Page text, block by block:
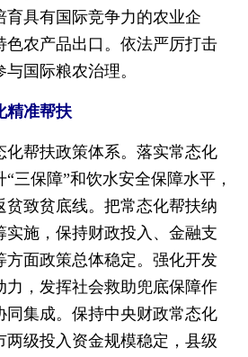
育具有国际竞争力的农业企
色农产品出口。依法严厉打击
国际粮农治理。
精准帮扶
帮扶政策体系。落实常态化
三保障”和饮水安全保障水平，
贫致贫底线。把常态化帮扶纳
实施，保持财政投入、金融支
方面政策总体稳定。强化开发
力，发挥社会救助兜底保障作
同集成。保持中央财政常态化
两级投入资金规模稳定，县级